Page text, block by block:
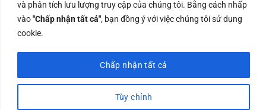
và phân tích lưu lượng truy cập của chúng tôi. Bằng cách nhấp
vào"Chấp nhận tất cả", bạn đồng ý với việc chúng tôi sử dụng
cookie.
Tùy chỉnh
Chấp nhận tất cả
cấp ngày 14/06/2019 bởi Sở Kế Hoạch và Đầu Tư Tp. Hà
Nội
Copyrights @2023 Nam Binh Xuong. All Rights Reserved